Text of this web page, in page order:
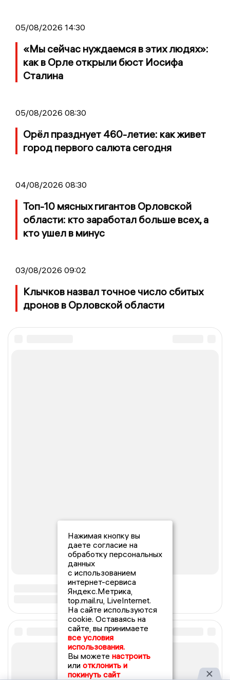
05/08/2026 14:30
«Мы сейчас нуждаемся в этих людях»:
как в Орле открыли бюст Иосифа
Сталина
05/08/2026 08:30
Орёл празднует 460-летие: как живет
город первого салюта сегодня
04/08/2026 08:30
Топ-10 мясных гигантов Орловской
области: кто заработал больше всех, а
кто ушел в минус
03/08/2026 09:02
Клычков назвал точное число сбитых
дронов в Орловской области
Нажимая кнопку вы
даете согласие на
обработку персональных
данных
с использованием
интернет-сервиса
Яндекс.Метрика,
top.mail.ru, LiveInternet.
На сайте используются
cookie. Оставаясь на
сайте, вы принимаете
все условия
использования.
Вы можете настроить
или отклонить и
покинуть сайт